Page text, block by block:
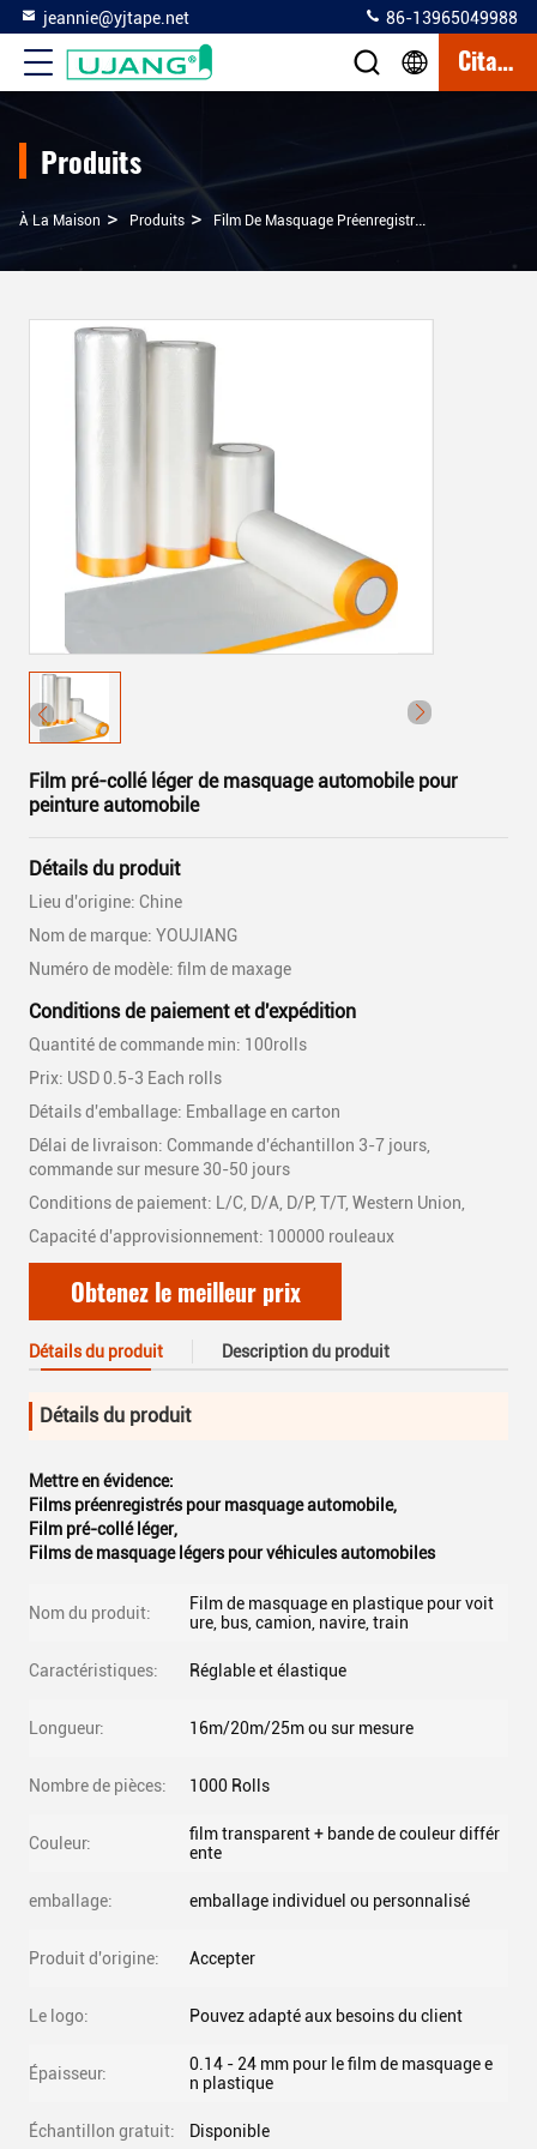
jeannie@yjtape.net 86-13965049988
Citation
Produits
À La Maison > Produits > Film De Masquage Préenregistré
Film pré-collé léger de masquage automobile pour
peinture automobile
Détails du produit
Lieu d'origine: Chine
Nom de marque: YOUJIANG
Numéro de modèle: film de maxage
Conditions de paiement et d'expédition
Quantité de commande min: 100rolls
Prix: USD 0.5-3 Each rolls
Détails d'emballage: Emballage en carton
Délai de livraison: Commande d'échantillon 3-7 jours,
commande sur mesure 30-50 jours
Conditions de paiement: L/C, D/A, D/P, T/T, Western Union,
Capacité d'approvisionnement: 100000 rouleaux
Obtenez le meilleur prix
Détails du produit Description du produit
Détails du produit
Mettre en évidence:
Films préenregistrés pour masquage automobile,
Film pré-collé léger,
Films de masquage légers pour véhicules automobiles
Nom du produit:
Film de masquage en plastique pour voit
ure, bus, camion, navire, train
Caractéristiques: Réglable et élastique
Longueur: 16m/20m/25m ou sur mesure
Nombre de pièces: 1000 Rolls
Couleur:
film transparent + bande de couleur différ
ente
emballage: emballage individuel ou personnalisé
Produit d'origine: Accepter
Le logo: Pouvez adapté aux besoins du client
Épaisseur:
0.14 - 24 mm pour le film de masquage e
n plastique
Échantillon gratuit: Disponible